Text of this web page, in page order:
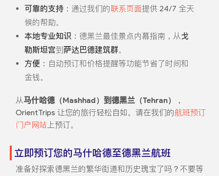
可靠的支持：通过我们的联系页面提供 24/7 全天
候的帮助。
本地专业知识 ：德黑兰最佳景点内幕指南，从戈
勒斯坦宫到 萨达巴德建筑群。
方便 ：自动预订和价格提醒等功能节省了时间和
金钱。
从马什哈德（Mashhad）到德黑兰（Tehran）
，
OrientTrips 让您的旅行轻松自如。请在我们的航班预订
门户网站上预订。
立即预订您的马什哈德至德黑兰航班
准备好探索德黑兰的繁华街道和历史瑰宝了吗？不要等